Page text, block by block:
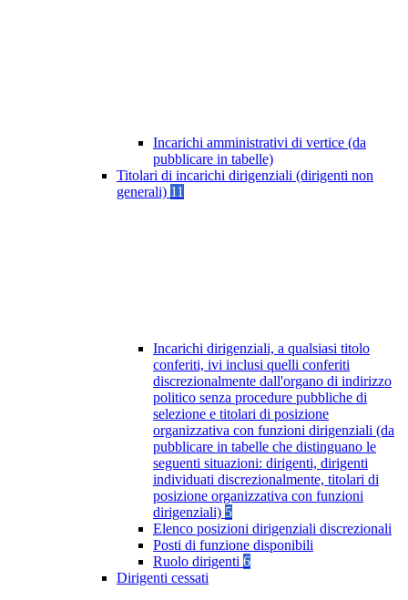
Incarichi amministrativi di vertice (da
pubblicare in tabelle)
Titolari di incarichi dirigenziali (dirigenti non
generali) 11
Incarichi dirigenziali, a qualsiasi titolo
conferiti, ivi inclusi quelli conferiti
discrezionalmente dall'organo di indirizzo
politico senza procedure pubbliche di
selezione e titolari di posizione
organizzativa con funzioni dirigenziali (da
pubblicare in tabelle che distinguano le
seguenti situazioni: dirigenti, dirigenti
individuati discrezionalmente, titolari di
posizione organizzativa con funzioni
dirigenziali) 5
Elenco posizioni dirigenziali discrezionali
Posti di funzione disponibili
Ruolo dirigenti 6
Dirigenti cessati